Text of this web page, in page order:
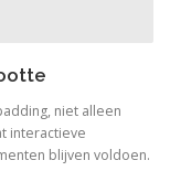
niet alleen
interactieve
blijven voldoen.